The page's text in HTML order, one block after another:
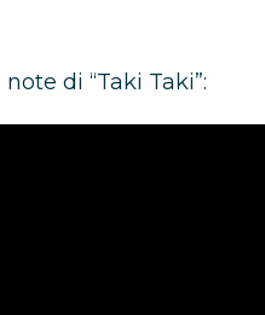
di “Taki Taki”: